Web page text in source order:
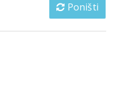
Poništi